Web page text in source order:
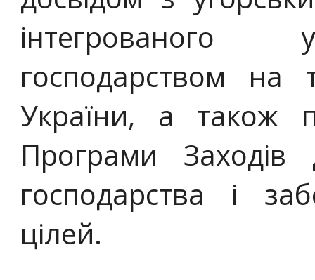
інтегрованого
господарством на
України, а також
Програми Заходів
господарства і
цілей.